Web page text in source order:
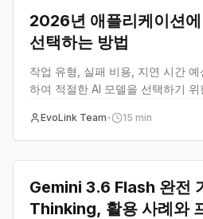
2026년 애플리케이션
선택하는 방법
작업 유형, 실패 비용, 지연 시간
하여 적절한 AI 모델을 선택하기
EvoLink Team• 15 min
guide
Gemini 3.6 Flash 완전
Thinking, 활용 사례와